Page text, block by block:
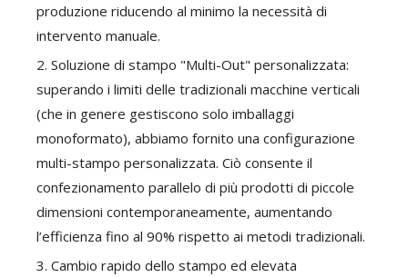
produzione riducendo al minimo la necessità di
intervento manuale.
2. Soluzione di stampo "Multi-Out" personalizzata:
superando i limiti delle tradizionali macchine verticali
(che in genere gestiscono solo imballaggi
monoformato), abbiamo fornito una configurazione
multi-stampo personalizzata. Ciò consente il
confezionamento parallelo di più prodotti di piccole
dimensioni contemporaneamente, aumentando
l’efficienza fino al 90% rispetto ai metodi tradizionali.
3. Cambio rapido dello stampo ed elevata